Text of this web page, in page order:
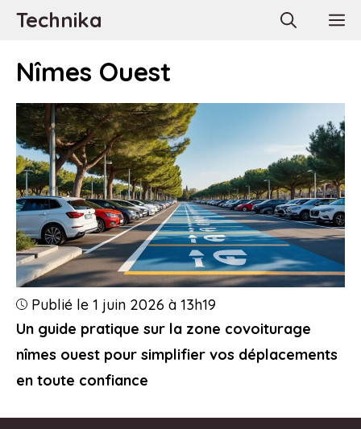
AllerTechnika
Nîmes Ouest
Un guide pratique sur la zone covoiturage
nîmes ouest pour simplifier vos déplacements
en toute confiance
Publié le 1 juin 2026 à 13h19